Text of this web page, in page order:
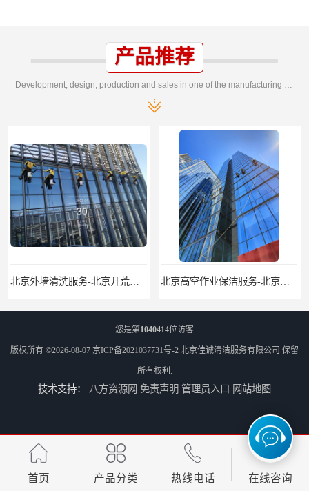
产品推荐
北京开荒保洁服务公司-北京外墙清洗服务-外墙清洗保洁公司
您是第1040414位访客
版权所有 ©2026-08-07 京ICP备2021037731号-2 北京佳诚清洁服务有限公司 保留
所有权利.
技术支持： 八方资源网 免责声明 管理员入口 网站地图
首页 产品分类 热线电话 在线咨询